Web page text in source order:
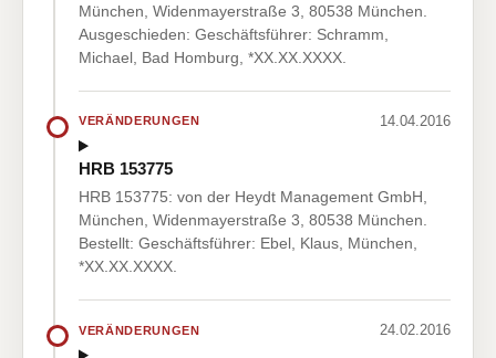
München, Widenmayerstraße 3, 80538 München.
Ausgeschieden: Geschäftsführer: Schramm,
Michael, Bad Homburg, *XX.XX.XXXX.
VERÄNDERUNGEN 14.04.2016
HRB 153775
HRB 153775: von der Heydt Management GmbH,
München, Widenmayerstraße 3, 80538 München.
Bestellt: Geschäftsführer: Ebel, Klaus, München,
*XX.XX.XXXX.
VERÄNDERUNGEN 24.02.2016